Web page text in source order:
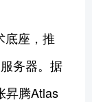
底座，推
务器。据
昇腾Atlas